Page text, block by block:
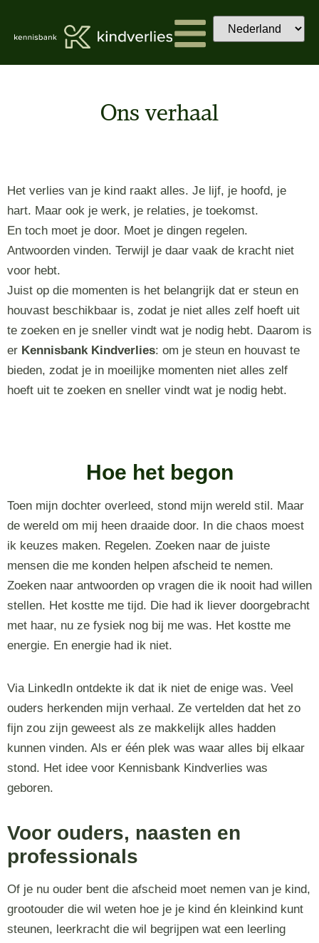
Ons verhaal
Het verlies van je kind raakt alles. Je lijf, je hoofd, je
hart. Maar ook je werk, je relaties, je toekomst.
En toch moet je door. Moet je dingen regelen.
Antwoorden vinden. Terwijl je daar vaak de kracht niet
voor hebt.
Juist op die momenten is het belangrijk dat er steun en
houvast beschikbaar is, zodat je niet alles zelf hoeft uit
te zoeken en je sneller vindt wat je nodig hebt. Daarom is
er Kennisbank Kindverlies: om je steun en houvast te
bieden, zodat je in moeilijke momenten niet alles zelf
hoeft uit te zoeken en sneller vindt wat je nodig hebt.
Hoe het begon
Toen mijn dochter overleed, stond mijn wereld stil. Maar
de wereld om mij heen draaide door. In die chaos moest
ik keuzes maken. Regelen. Zoeken naar de juiste
mensen die me konden helpen afscheid te nemen.
Zoeken naar antwoorden op vragen die ik nooit had willen
stellen. Het kostte me tijd. Die had ik liever doorgebracht
met haar, nu ze fysiek nog bij me was. Het kostte me
energie. En energie had ik niet.
Via LinkedIn ontdekte ik dat ik niet de enige was. Veel
ouders herkenden mijn verhaal. Ze vertelden dat het zo
fijn zou zijn geweest als ze makkelijk alles hadden
kunnen vinden. Als er één plek was waar alles bij elkaar
stond. Het idee voor Kennisbank Kindverlies was
geboren.
Voor ouders, naasten en
professionals
Of je nu ouder bent die afscheid moet nemen van je kind,
grootouder die wil weten hoe je je kind én kleinkind kunt
steunen, leerkracht die wil begrijpen wat een leerling